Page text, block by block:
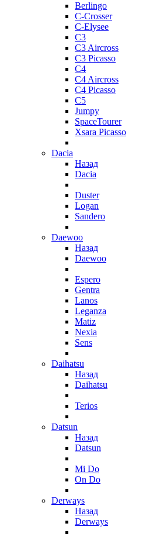
Berlingo
C-Crosser
C-Elysee
C3
C3 Aircross
C3 Picasso
C4
C4 Aircross
C4 Picasso
C5
Jumpy
SpaceTourer
Xsara Picasso
Dacia
Назад
Dacia
Duster
Logan
Sandero
Daewoo
Назад
Daewoo
Espero
Gentra
Lanos
Leganza
Matiz
Nexia
Sens
Daihatsu
Назад
Daihatsu
Terios
Datsun
Назад
Datsun
Mi Do
On Do
Derways
Назад
Derways